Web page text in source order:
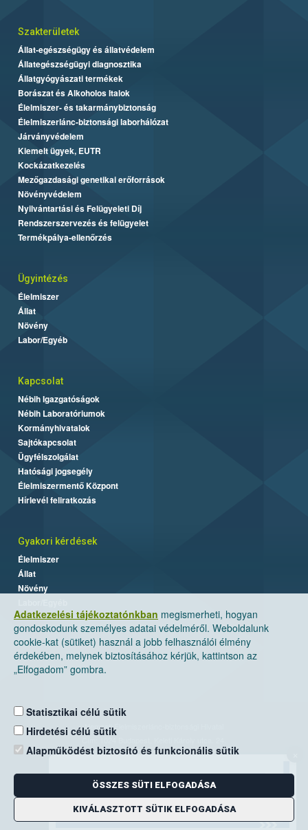
Adatkezelési tájékoztatónkban megismerheti, hogyan
gondoskodunk személyes adatai védelméről. Weboldalunk
cookie-kat (sütiket) használ a jobb felhasználói élmény
érdekében, melynek biztosításához kérjük, kattintson az
„Elfogadom” gombra.
Statisztikai célú sütik
Hirdetési célú sütik
Alapműködést biztosító és funkcionális sütik
ÖSSZES SÜTI ELFOGADÁSA
KIVÁLASZTOTT SÜTIK ELFOGADÁSA
Szakterületek
Állat-egészségügy és állatvédelem
Állategészségügyi diagnosztika
Állatgyógyászati termékek
Borászat és Alkoholos Italok
Élelmiszer- és takarmánybiztonság
Élelmiszerlánc-biztonsági laborhálózat
Járványvédelem
Kiemelt ügyek, EUTR
Kockázatkezelés
Mezőgazdasági genetikai erőforrások
Növényvédelem
Nyilvántartási és Felügyeleti Díj
Rendszerszervezés és felügyelet
Termékpálya-ellenőrzés
Ügyintézés
Élelmiszer
Állat
Növény
Labor/Egyéb
Kapcsolat
Nébih Igazgatóságok
Nébih Laboratóriumok
Kormányhivatalok
Sajtókapcsolat
Ügyfélszolgálat
Hatósági jogsegély
Élelmiszermentő Központ
Hírlevél feliratkozás
Gyakori kérdések
Élelmiszer
Állat
Növény
Nemzeti Élelmiszerlánc-biztonsági Hivatal
Levelezési cím: 1525 Budapest. Pf. 30.
E-mail:ugyfelszolgalat@nebih.gov.hu
Zöld szám: 06-80/263-244
Telefon: 06-1/ 336-9000